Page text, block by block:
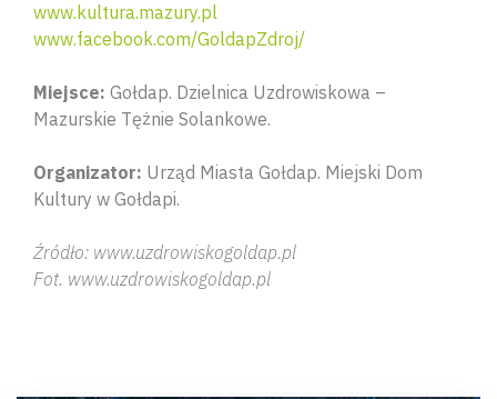
www.kultura.mazury.pl
www.facebook.com/GoldapZdroj/
Miejsce: Gołdap. Dzielnica Uzdrowiskowa –
Mazurskie Tężnie Solankowe.
Organizator: Urząd Miasta Gołdap. Miejski Dom
Kultury w Gołdapi.
Źródło: www.uzdrowiskogoldap.pl
Fot. www.uzdrowiskogoldap.pl